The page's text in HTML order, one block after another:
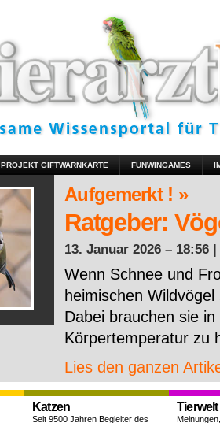
PROJEKT GIFTWARNKARTE FUNWINGAMES
Aufgemerkt ! »
Ratgeber:
13. Januar 2026 – 18:56 |
Wenn Schnee und
heimischen
Dabei brauchen sie
Körpertemperatur zu
Lies den ganzen
Katzen
Seit 9500 Jahren Begleiter des
Tierwelt